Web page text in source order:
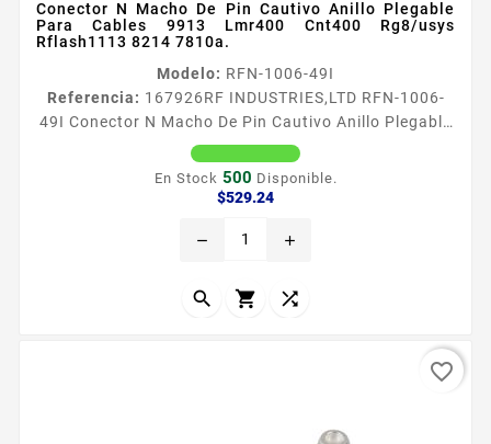
Conector N Macho De Pin Cautivo Anillo Plegable
Para Cables 9913 Lmr400 Cnt400 Rg8/usys
Rflash1113 8214 7810a.
Modelo: RFN-1006-49I
Referencia: 167926RF INDUSTRIES,LTD RFN-1006-
49I Conector N Macho De Pin Cautivo Anillo Plegable
Para Cables 9913 Lmr400 Cnt400 Rg8/usys
Rflash1113 8214 7810a. Conector N Macho de Anillo
Plegable PIN Cautivo para RG8U Tipo de Conector N
7810A 8214 CNT400 RG8USYS RFLASH1113 Modo de
Contacto Central Bantildeo de Oro PIN...
En Stock 500 Disponible.
$529.24Precio
remove add
  
favorite_border